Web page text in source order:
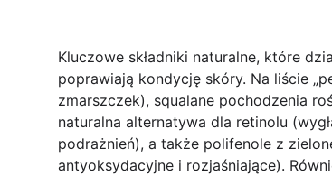
Kluczowe składniki naturalne, które
poprawiają kondycję skóry. Na liście
zmarszczek), squalane pochodzenia
naturalna alternatywa dla retinolu
podrażnień), a także polifenole z
antyoksydacyjne i rozjaśniające).